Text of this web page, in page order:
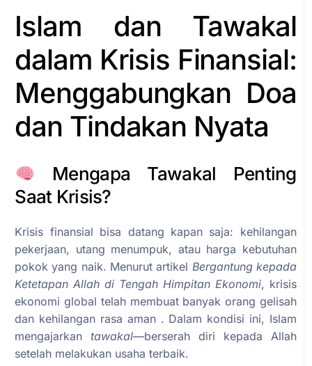
Islam dan Tawakal
dalam Krisis Finansial:
Menggabungkan Doa
dan Tindakan Nyata
Mengapa Tawakal Penting
Saat Krisis?
Krisis finansial bisa datang kapan saja: kehilangan
pekerjaan, utang menumpuk, atau harga kebutuhan
pokok yang naik. Menurut artikel Bergantung kepada
Ketetapan Allah di Tengah Himpitan Ekonomi, krisis
ekonomi global telah membuat banyak orang gelisah
dan kehilangan rasa aman . Dalam kondisi ini, Islam
mengajarkan tawakal—berserah diri kepada Allah
setelah melakukan usaha terbaik.